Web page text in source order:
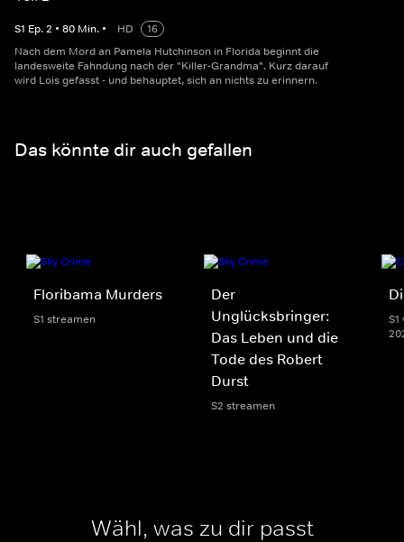
S1 Ep.2 • 80 Min. • HD
16
Nach dem Mord an Pamela Hutchinson in Florida beginnt die
landesweite Fahndung nach der "Killer-Grandma". Kurz darauf
wird Lois gefasst - und behauptet, sich an nichts zu erinnern.
Das könnte dir auch gefallen
Floribama Murders
S1 streamen
Der
Unglücksbringer:
Das Leben und die
Tode des Robert
Durst
S2 streamen
Wähl, was zu dir passt